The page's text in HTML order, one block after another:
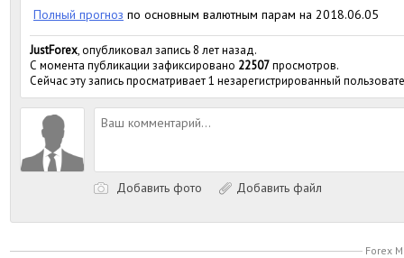
Полный прогноз по основным валютным парам на 2018.06.05
JustForex, опубликовал запись 8 лет назад.
С момента публикации зафиксировано 22507просмотров.
Сейчас эту запись просматривает 1 незарегистрированный
Добавить фото Добавить файл
Forex